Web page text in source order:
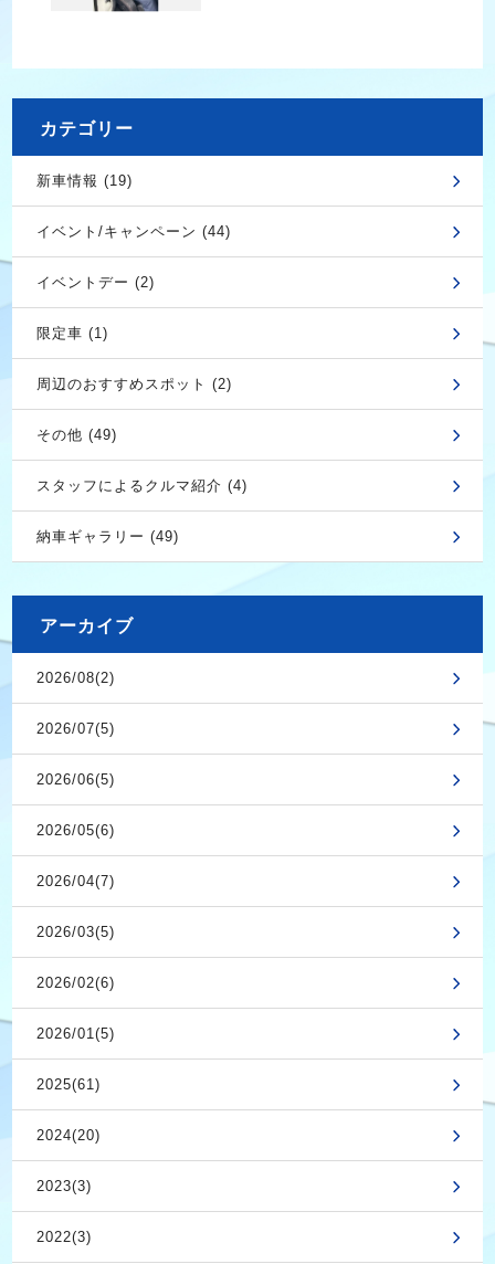
カテゴリー
新車情報 (19)
イベント/キャンペーン (44)
イベントデー (2)
限定車 (1)
周辺のおすすめスポット (2)
その他 (49)
スタッフによるクルマ紹介 (4)
納車ギャラリー (49)
アーカイブ
2026/08(2)
2026/07(5)
2026/06(5)
2026/05(6)
2026/04(7)
2026/03(5)
2026/02(6)
2026/01(5)
2025(61)
2024(20)
2023(3)
2022(3)